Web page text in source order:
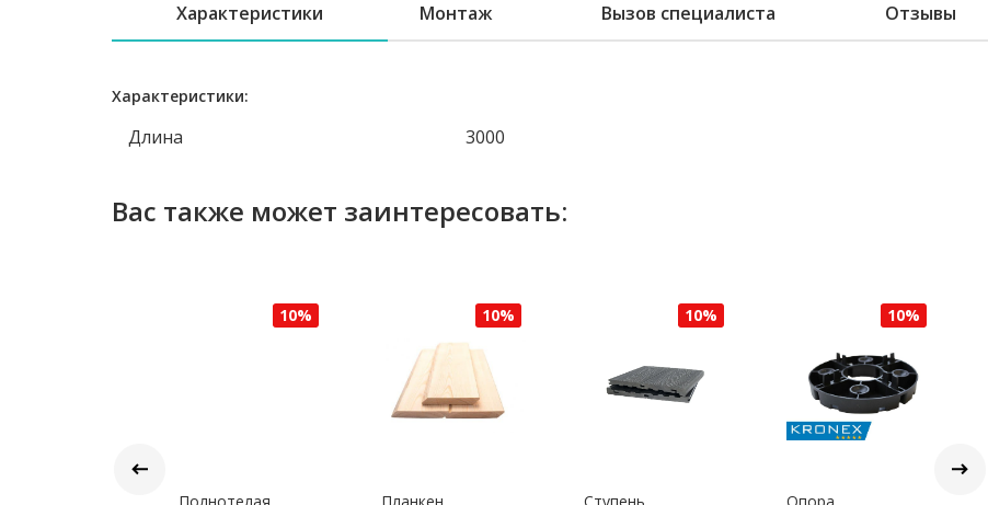
Характеристики Монтаж Вызов специалиста Отзывы
Характеристики:
Длина 3000
Вас также может заинтересовать:
10% 10% 10% 10%